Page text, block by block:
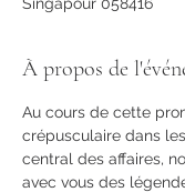
À propos de
Au cours de cette
crépusculaire dans
central des affaires,
avec vous des